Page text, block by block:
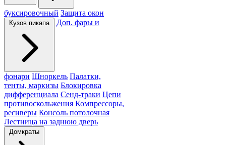
буксировочный Защита окон
Кузов пикапа Доп. фары и
фонари Шноркель Палатки,
тенты, маркизы Блокировка
дифференциала Сенд-траки Цепи
противоскольжения Компрессоры,
ресиверы Консоль потолочная
Лестница на заднюю дверь
Домкраты